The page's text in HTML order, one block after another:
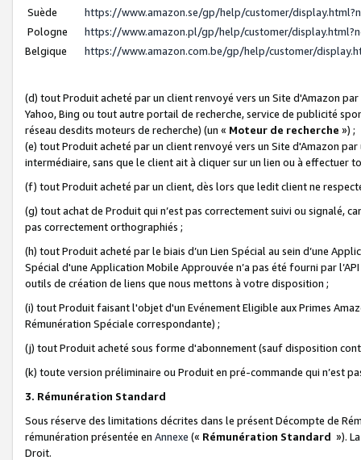
Suède
https://www.amazon.se/gp/help/customer/
Pologne
https://www.amazon.pl/gp/help/customer/
Belgique
https://www.amazon.com.be/gp/help/customer/
(d) tout Produit acheté par un client renvoyé vers un Site d'Amazon
Yahoo, Bing ou tout autre portail de recherche, service de publicité
réseau desdits moteurs de recherche) (un « Moteur de recherche ») ;
(e) tout Produit acheté par un client renvoyé vers un Site d'Amazon
intermédiaire, sans que le client ait à cliquer sur un lien ou à
(f) tout Produit acheté par un client, dès lors que ledit client ne
(g) tout achat de Produit qui n’est pas correctement suivi ou signalé,
pas correctement orthographiés ;
(h) tout Produit acheté par le biais d’un Lien Spécial au sein d’une
Spécial d'une Application Mobile Approuvée n’a pas été fourni par
outils de création de liens que nous mettons à votre disposition ;
(i) tout Produit faisant l'objet d'un Evénement Eligible aux Primes
Rémunération Spéciale correspondante) ;
(j) tout Produit acheté sous forme d'abonnement (sauf disposition
(k) toute version préliminaire ou Produit en pré-commande qui n’est
3. Rémunération Standard
Sous réserve des limitations décrites dans le présent Décompte de
rémunération présentée en Annexe (« Rémunération Standard »).
Droit.